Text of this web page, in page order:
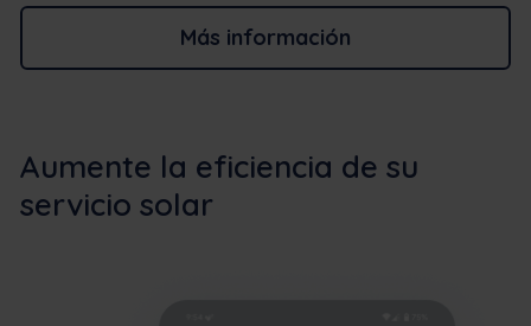
Más información
Aumente la eficiencia de su
servicio solar